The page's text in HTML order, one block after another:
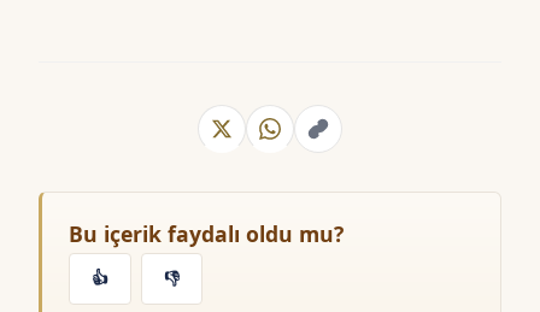
Bu içerik faydalı oldu mu?
👍 👎